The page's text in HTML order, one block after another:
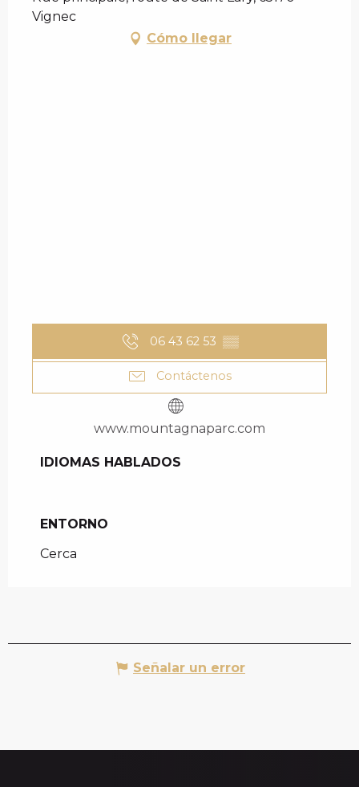
Vignec
Cómo llegar
06 43 62 53 ▒▒
Contáctenos
www.mountagnaparc.com
IDIOMAS HABLADOS
IDIOMAS HABLADOS
ENTORNO
ENTORNO
Cerca
Señalar un error